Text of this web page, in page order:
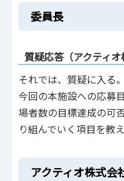
委員長
質疑応答（アクティオ
それでは、質疑に入る
今回の本施設への応募
場者数の目標達成の可
り組んでいく項目を教
アクティオ株式会